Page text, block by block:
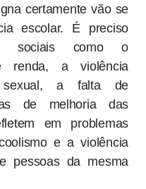
certamente vão se
escolar. É preciso
sociais como o
renda, a violência
sexual, a falta de
de melhoria das
em problemas
e a violência
pessoas da mesma